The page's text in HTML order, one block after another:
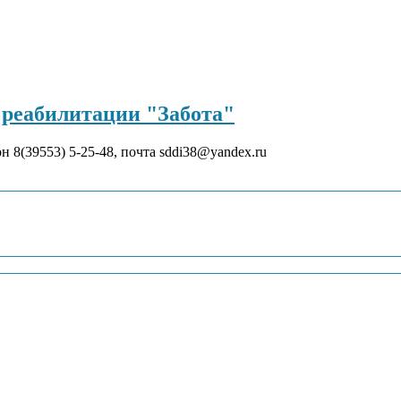
"Забота"
8(39553) 5-25-48, почта sddi38@yandex.ru